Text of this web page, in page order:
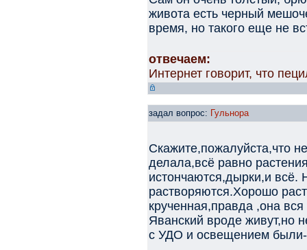
живота есть черный
время, но такого еще не
отвечаем:
Интернет говорит, что
задал вопрос: Гульнора
Скажите,пожалуйста,что
делала,всё равно
истончаются,дырки,и всё.
растворяются.Хорошо
крученная,правда ,она
Яванский вроде живут,но
с УДО и освещением были-